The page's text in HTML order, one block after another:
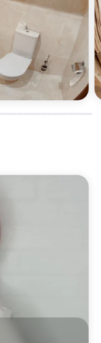
у нас есть
нас работает бар,
и японской
едой -
что плотная
согласно
процедуры
не удивительно,
одной